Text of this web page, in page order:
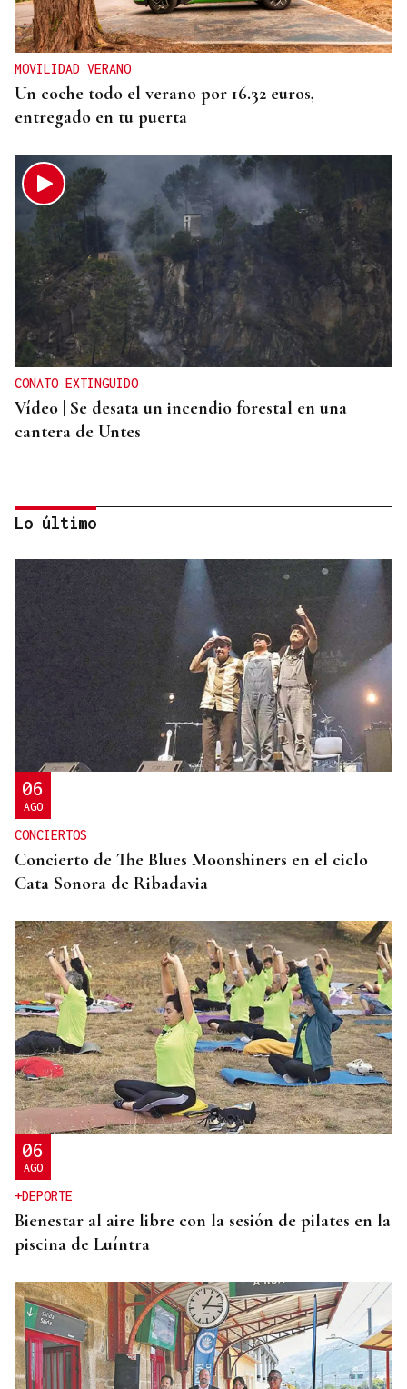
MOVILIDAD VERANO
Un coche todo el verano por 16.32 euros,
entregado en tu puerta
CONATO EXTINGUIDO
Vídeo | Se desata un incendio forestal en una
cantera de Untes
ENTREVISTA
Jorge Vázquez: "Nuestro objetivo a 2028 es crecer
creando valor para el accionista y para el equipo
que lo hace posible"
Lo último
06
AGO
CONCIERTOS
Concierto de The Blues Moonshiners en el ciclo
Cata Sonora de Ribadavia
06
AGO
+DEPORTE
Bienestar al aire libre con la sesión de pilates en la
piscina de Luíntra